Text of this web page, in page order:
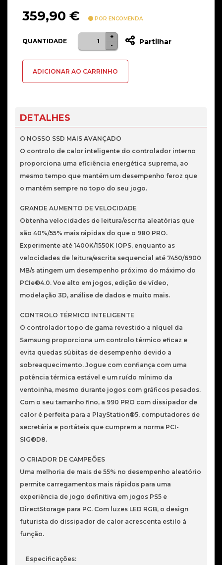
359,90 € POR ENCOMENDA
QUANTIDADE
Quantidade
de
SSD
c/
Heatsink
2TB
NVME
-
+
Partilhar
ADICIONAR AO CARRINHO
DETALHES
O NOSSO SSD MAIS AVANÇADO
O controlo de calor inteligente do controlador interno
proporciona uma eficiência energética suprema, ao
mesmo tempo que mantém um desempenho feroz que
o mantém sempre no topo do seu jogo.
GRANDE AUMENTO DE VELOCIDADE
Obtenha velocidades de leitura/escrita aleatórias que
são 40%/55% mais rápidas do que o 980 PRO.
Experimente até 1400K/1550K IOPS, enquanto as
velocidades de leitura/escrita sequencial até 7450/6900
MB/s atingem um desempenho próximo do máximo do
PCIe®4.0. Voe alto em jogos, edição de vídeo,
modelação 3D, análise de dados e muito mais.
CONTROLO TÉRMICO INTELIGENTE
O controlador topo de gama revestido a níquel da
Samsung proporciona um controlo térmico eficaz e
evita quedas súbitas de desempenho devido a
sobreaquecimento. Jogue com confiança com uma
potência térmica estável e um ruído mínimo da
ventoinha, mesmo durante jogos com gráficos pesados.
Com o seu tamanho fino, a 990 PRO com dissipador de
calor é perfeita para a PlayStation®5, computadores de
secretária e portáteis que cumprem a norma PCI-
SIG®D8.
O CRIADOR DE CAMPEÕES
Uma melhoria de mais de 55% no desempenho aleatório
permite carregamentos mais rápidos para uma
experiência de jogo definitiva em jogos PS5 e
DirectStorage para PC. Com luzes LED RGB, o design
futurista do dissipador de calor acrescenta estilo à
função.
Especificações: